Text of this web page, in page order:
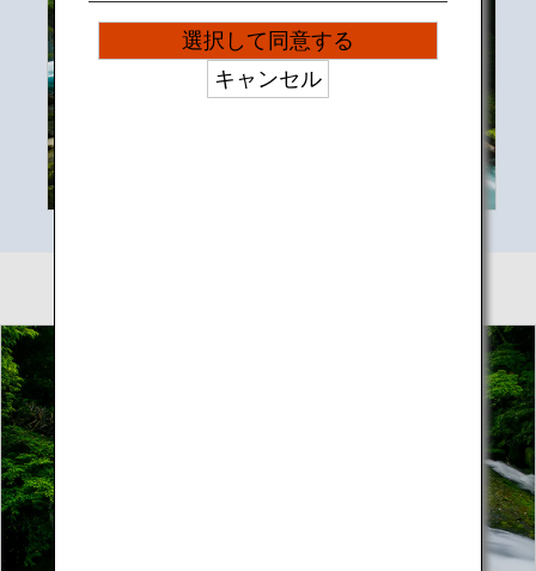
選択して同意する
キャンセル